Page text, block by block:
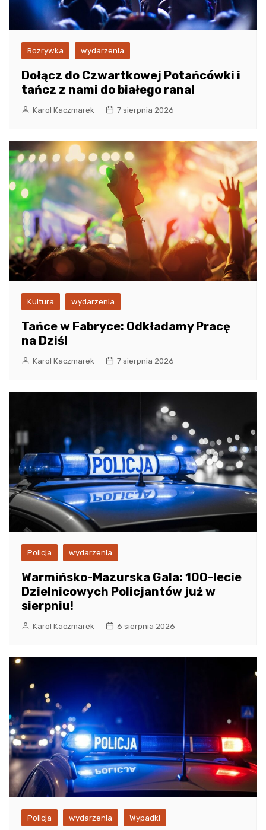
Rozrywka wydarzenia
Dołącz do Czwartkowej Potańcówki i
tańcz z nami do białego rana!
Karol Kaczmarek 7 sierpnia 2026
Kultura wydarzenia
Tańce w Fabryce: Odkładamy Pracę
na Dziś!
Karol Kaczmarek 7 sierpnia 2026
Policja wydarzenia
Warmińsko-Mazurska Gala: 100-lecie
Dzielnicowych Policjantów już w
sierpniu!
Karol Kaczmarek 6 sierpnia 2026
Policja wydarzenia Wypadki